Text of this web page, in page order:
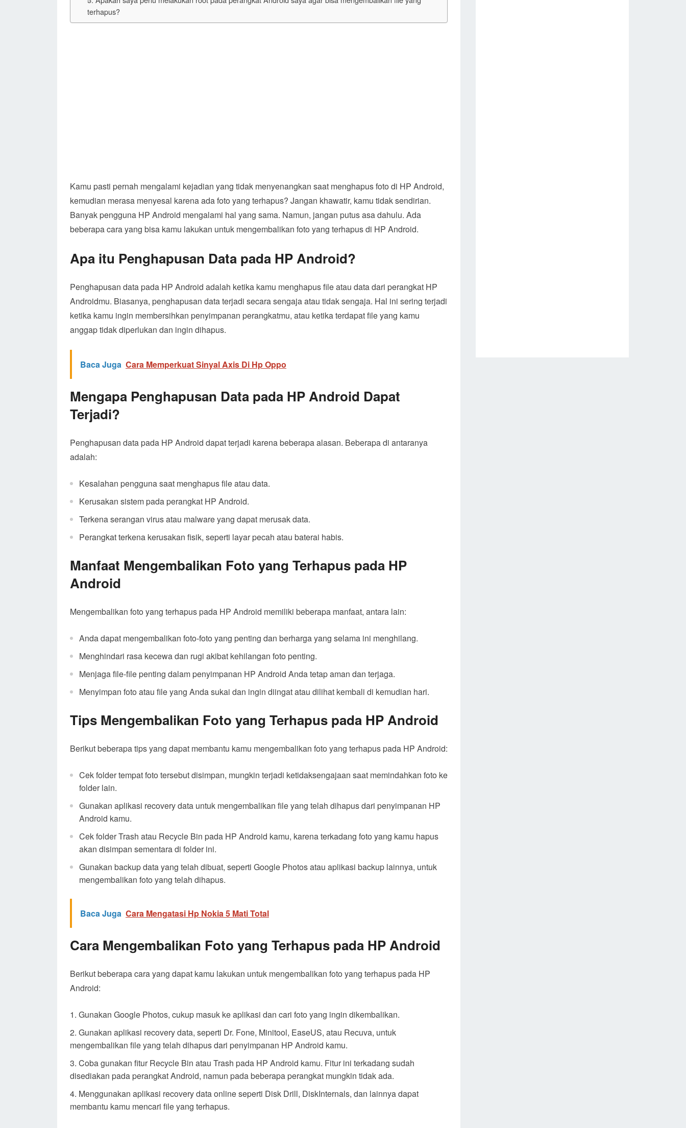
terhapus?
Kamu pasti pernah mengalami kejadian yang tidak menyenangkan saat menghapus foto di HP Android,
kemudian merasa menyesal karena ada foto yang terhapus? Jangan khawatir, kamu tidak sendirian.
Banyak pengguna HP Android mengalami hal yang sama. Namun, jangan putus asa dahulu. Ada
beberapa cara yang bisa kamu lakukan untuk mengembalikan foto yang terhapus di HP Android.
Apa itu Penghapusan Data pada HP Android?
Penghapusan data pada HP Android adalah ketika kamu menghapus file atau data dari perangkat HP
Androidmu. Biasanya, penghapusan data terjadi secara sengaja atau tidak sengaja. Hal ini sering terjadi
ketika kamu ingin membersihkan penyimpanan perangkatmu, atau ketika terdapat file yang kamu
anggap tidak diperlukan dan ingin dihapus.
Baca Juga Cara Memperkuat Sinyal Axis Di Hp Oppo
Mengapa Penghapusan Data pada HP Android Dapat
Terjadi?
Penghapusan data pada HP Android dapat terjadi karena beberapa alasan. Beberapa di antaranya
adalah:
Kesalahan pengguna saat menghapus file atau data.
Kerusakan sistem pada perangkat HP Android.
Terkena serangan virus atau malware yang dapat merusak data.
Perangkat terkena kerusakan fisik, seperti layar pecah atau baterai habis.
Manfaat Mengembalikan Foto yang Terhapus pada HP
Android
Mengembalikan foto yang terhapus pada HP Android memiliki beberapa manfaat, antara lain:
Anda dapat mengembalikan foto-foto yang penting dan berharga yang selama ini menghilang.
Menghindari rasa kecewa dan rugi akibat kehilangan foto penting.
Menjaga file-file penting dalam penyimpanan HP Android Anda tetap aman dan terjaga.
Menyimpan foto atau file yang Anda sukai dan ingin diingat atau dilihat kembali di kemudian hari.
Tips Mengembalikan Foto yang Terhapus pada HP Android
Berikut beberapa tips yang dapat membantu kamu mengembalikan foto yang terhapus pada HP Android:
Cek folder tempat foto tersebut disimpan, mungkin terjadi ketidaksengajaan saat memindahkan foto ke
folder lain.
Gunakan aplikasi recovery data untuk mengembalikan file yang telah dihapus dari penyimpanan HP
Android kamu.
Cek folder Trash atau Recycle Bin pada HP Android kamu, karena terkadang foto yang kamu hapus
akan disimpan sementara di folder ini.
Gunakan backup data yang telah dibuat, seperti Google Photos atau aplikasi backup lainnya, untuk
mengembalikan foto yang telah dihapus.
Baca Juga Cara Mengatasi Hp Nokia 5 Mati Total
Cara Mengembalikan Foto yang Terhapus pada HP Android
Berikut beberapa cara yang dapat kamu lakukan untuk mengembalikan foto yang terhapus pada HP
Android:
Gunakan Google Photos, cukup masuk ke aplikasi dan cari foto yang ingin dikembalikan.
Gunakan aplikasi recovery data, seperti Dr. Fone, Minitool, EaseUS, atau Recuva, untuk
mengembalikan file yang telah dihapus dari penyimpanan HP Android kamu.
Coba gunakan fitur Recycle Bin atau Trash pada HP Android kamu. Fitur ini terkadang sudah
disediakan pada perangkat Android, namun pada beberapa perangkat mungkin tidak ada.
Menggunakan aplikasi recovery data online seperti Disk Drill, DiskInternals, dan lainnya dapat
membantu kamu mencari file yang terhapus.